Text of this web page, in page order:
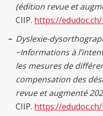
(édition revue et
CIIP. https://
Dyslexie-
−Informations à
les mesures de
compensation des
revue et augmenté
CIIP. https://